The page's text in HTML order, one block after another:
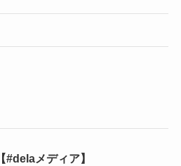
【#delaメディア】